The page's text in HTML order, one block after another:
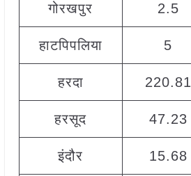
गोरखपुर 2.5
हाटपिपलिया 5
हरदा 220.81
हरसूद 47.23
इंदौर 15.68